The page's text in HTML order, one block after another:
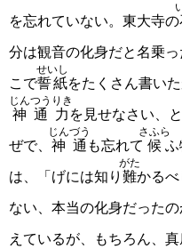
を忘れていない。東大寺の
分は観音の化身だと名乗
こで誓紙
せいし
をたくさん書い
神通力
じんつうりき
を見せなさい、
ぜで、 神通
じんづう
も忘れて 候
さふら
ふ
は、「げには知り 難
がた
かる
ない、本当の化身だった
えているが、もちろん、